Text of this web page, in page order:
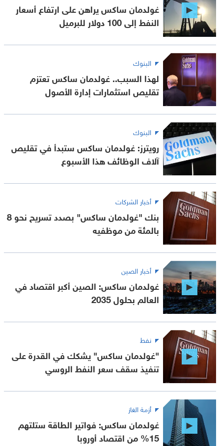
غولدمان ساكس يراهن على ارتفاع أسعار
النفط إلى 100 دولار للبرميل
البنوك
لهذا السبب.. غولدمان ساكس تعتزم
تقليص استثمارات إدارة الأصول
البنوك
رويترز: غولدمان ساكس ستبدأ في تقليص
آلاف الوظائف هذا الأسبوع
أخبار الشركات
بنك "غولدمان ساكس" بصدد تسريح نحو 8
بالمئة من موظفيه
أخبار الصين
غولدمان ساكس: الصين أكبر اقتصاد في
العالم بحلول 2035
نفط
"غولدمان ساكس" يشكك في القدرة على
تنفيذ سقف سعر النفط الروسي
أزمة الغاز
غولدمان ساكس: فواتير الطاقة ستلتهم
15% من اقتصاد أوروبا